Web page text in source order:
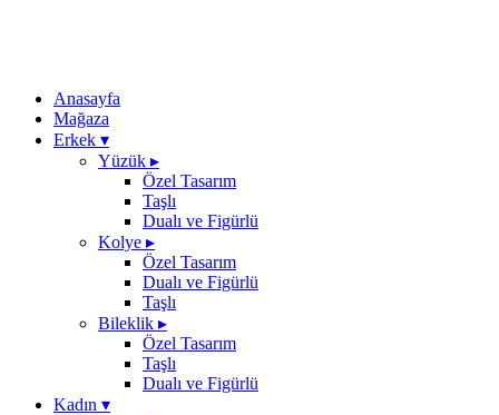
Anasayfa
Mağaza
Erkek ▾
Yüzük ▸
Özel Tasarım
Taşlı
Dualı ve Figürlü
Kolye ▸
Özel Tasarım
Dualı ve Figürlü
Taşlı
Bileklik ▸
Özel Tasarım
Taşlı
Dualı ve Figürlü
Kadın ▾